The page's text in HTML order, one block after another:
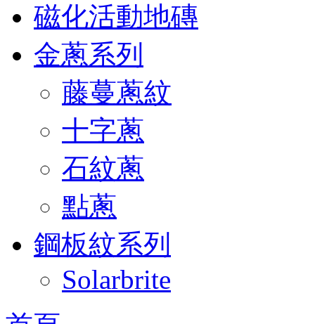
磁化活動地磚
金蔥系列
藤蔓蔥紋
十字蔥
石紋蔥
點蔥
鋼板紋系列
Solarbrite